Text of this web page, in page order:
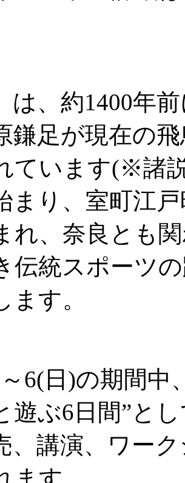
は、約1400年
鎌足が現在の
ています(※諸
まり、室町江
れ、奈良とも
伝統スポーツ
ます。
6(日)の期間中
遊ぶ6日間”と
、講演、ワー